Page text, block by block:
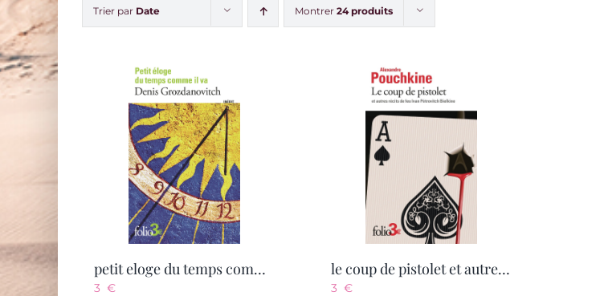
Trier par Date Montrer 24 produits
petit eloge du temps comme il va
3 €
le coup de pistolet et autres recits de feu ivan petrovitch bielkine
3 €